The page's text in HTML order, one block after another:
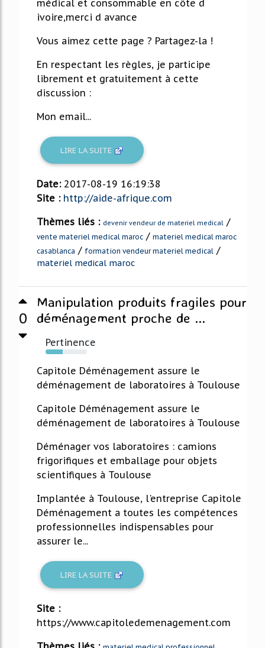
médical et consommable en côte d
ivoire,merci d avance
Vous aimez cette page ? Partagez-la !
En respectant les règles, je participe
librement et gratuitement à cette
discussion :
Mon email...
LIRE LA SUITE
Date: 2017-08-19 16:19:38
Site : http://aide-afrique.com
Thèmes liés : devenir vendeur de materiel medical /
vente materiel medical maroc / materiel medical maroc
casablanca / formation vendeur materiel medical /
materiel medical maroc
0
Manipulation produits fragiles pour
déménagement proche de ...
Pertinence
41%
Capitole Déménagement assure le
déménagement de laboratoires à Toulouse
Capitole Déménagement assure le
déménagement de laboratoires à Toulouse
Déménager vos laboratoires : camions
frigorifiques et emballage pour objets
scientifiques à Toulouse
Implantée à Toulouse, l'entreprise Capitole
Déménagement a toutes les compétences
professionnelles indispensables pour
assurer le...
LIRE LA SUITE
Site :
https://www.capitoledemenagement.com